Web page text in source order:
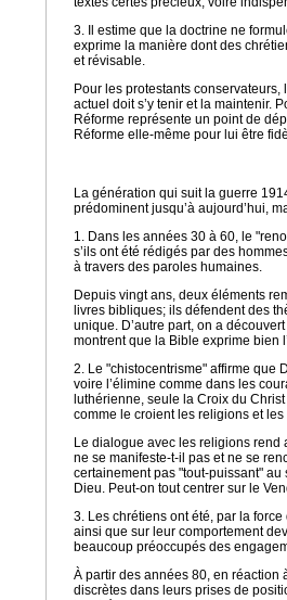
3. Il estime que la doctrine ne
exprime la manière dont des
et révisable.
Pour les protestants
actuel doit s’y tenir et la maintenir.
Réforme représente un point de
Réforme elle-même pour lui être
La génération qui suit la guerre
prédominent jusqu’à aujourd’hui,
1. Dans les années 30 à 60, le
s’ils ont été rédigés par des
à travers des paroles humaines.
Depuis vingt ans, deux éléments
livres bibliques; ils défendent des
unique. D’autre part, on a
montrent que la Bible exprime bien
2. Le "chistocentrisme" affirme que
voire l’élimine comme dans les
luthérienne, seule la Croix du
comme le croient les religions et
Le dialogue avec les religions rend
ne se manifeste-t-il pas et ne se
certainement pas "tout-puissant"
Dieu. Peut-on tout centrer sur le
3. Les chrétiens ont été, par la
ainsi que sur leur comportement
beaucoup préoccupés des
À partir des années 80, en réaction
discrètes dans leurs prises de